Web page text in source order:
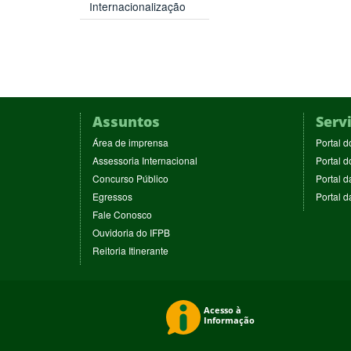
Internacionalização
Assuntos
Área de imprensa
em
nova
Assessoria Internacional
Concurso Público
Egressos(abre
nova
janela)
Fale Conosco
em
nova
janela)
Ouvidoria do IFPB(abre
Reitoria Itinerante(abre
Portal
Portal
Portal
Portal